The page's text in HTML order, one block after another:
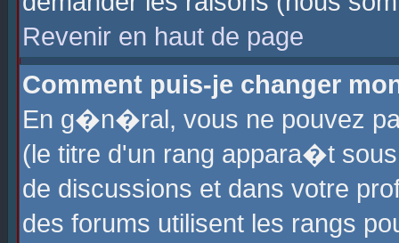
Revenir en haut de page
Comment puis-je changer
En g�n�ral, vous ne pouvez
(le titre d'un rang appara�t
de discussions et dans votre
des forums utilisent les rangs